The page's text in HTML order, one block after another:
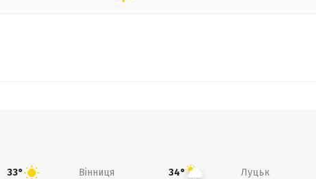
33° Вінниця 34° Луцьк